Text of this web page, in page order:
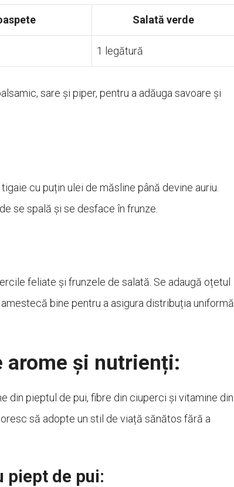
Salată verde
1 legătură
sare și piper, pentru a adăuga savoare și
cu puțin ulei de măsline până devine auriu.
se spală și se desface în frunze.
feliate și frunzele de salată. Se adaugă oțetul
bine pentru a asigura distribuția uniformă
arome și nutrienți:
pieptul de pui, fibre din ciuperci și vitamine din
să adopte un stil de viață sănătos fără a
piept de pui: